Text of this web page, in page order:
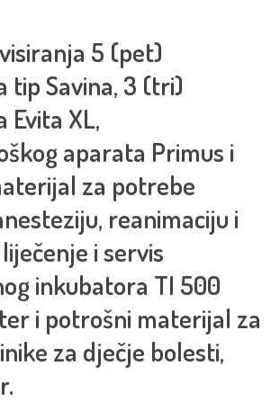
5 (pet)
tip Savina, 3 (tri)
XL,
aparata Primus i
za potrebe
reanimaciju i
i servis
inkubatora TI 500
i potrošni materijal za
za dječje bolesti,